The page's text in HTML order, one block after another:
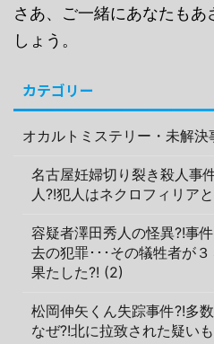
さあ、ご一緒にあなたもあ
しょう。
カテゴリー
オカルトミステリー・未解
名古屋妊婦切り裂き殺人事
人?!犯人はネクロフィリア
容疑者澤田秀人の怪異?!事
去の犯罪･･･その犠牲者が
果たした?! (2)
松岡伸矢くん失踪事件?!多
なぜ?!北に拉致された疑い